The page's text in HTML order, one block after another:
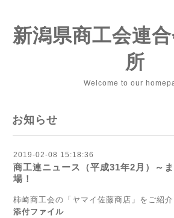
新潟県商工会連
所
Welcome to our
お知らせ
2019-02-08 15:18:36
商工連ニュース（平成31年2月）～
場！
柿崎商工会の「ヤマイ佐藤商店」をご紹介
添付ファイル